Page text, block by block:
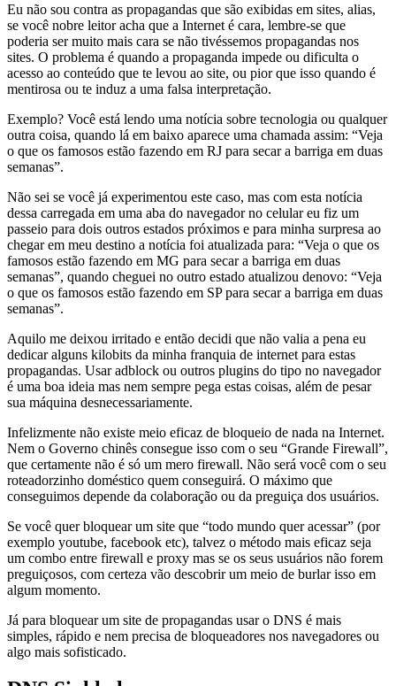
Eu não sou contra as propagandas que são exibidas em sites, alias,
se você nobre leitor acha que a Internet é cara, lembre-se que
poderia ser muito mais cara se não tivéssemos propagandas nos
sites. O problema é quando a propaganda impede ou dificulta o
acesso ao conteúdo que te levou ao site, ou pior que isso quando é
mentirosa ou te induz a uma falsa interpretação.
Exemplo? Você está lendo uma notícia sobre tecnologia ou qualquer
outra coisa, quando lá em baixo aparece uma chamada assim: “Veja
o que os famosos estão fazendo em RJ para secar a barriga em duas
semanas”.
Não sei se você já experimentou este caso, mas com esta notícia
dessa carregada em uma aba do navegador no celular eu fiz um
passeio para dois outros estados próximos e para minha surpresa ao
chegar em meu destino a notícia foi atualizada para: “Veja o que os
famosos estão fazendo em MG para secar a barriga em duas
semanas”, quando cheguei no outro estado atualizou denovo: “Veja
o que os famosos estão fazendo em SP para secar a barriga em duas
semanas”.
Aquilo me deixou irritado e então decidi que não valia a pena eu
dedicar alguns kilobits da minha franquia de internet para estas
propagandas. Usar adblock ou outros plugins do tipo no navegador
é uma boa ideia mas nem sempre pega estas coisas, além de pesar
sua máquina desnecessariamente.
Infelizmente não existe meio eficaz de bloqueio de nada na Internet.
Nem o Governo chinês consegue isso com o seu “Grande Firewall”,
que certamente não é só um mero firewall. Não será você com o seu
roteadorzinho doméstico quem conseguirá. O máximo que
conseguimos depende da colaboração ou da preguiça dos usuários.
Se você quer bloquear um site que “todo mundo quer acessar” (por
exemplo youtube, facebook etc), talvez o método mais eficaz seja
um combo entre firewall e proxy mas se os seus usuários não forem
preguiçosos, com certeza vão descobrir um meio de burlar isso em
algum momento.
Já para bloquear um site de propagandas usar o DNS é mais
simples, rápido e nem precisa de bloqueadores nos navegadores ou
algo mais sofisticado.